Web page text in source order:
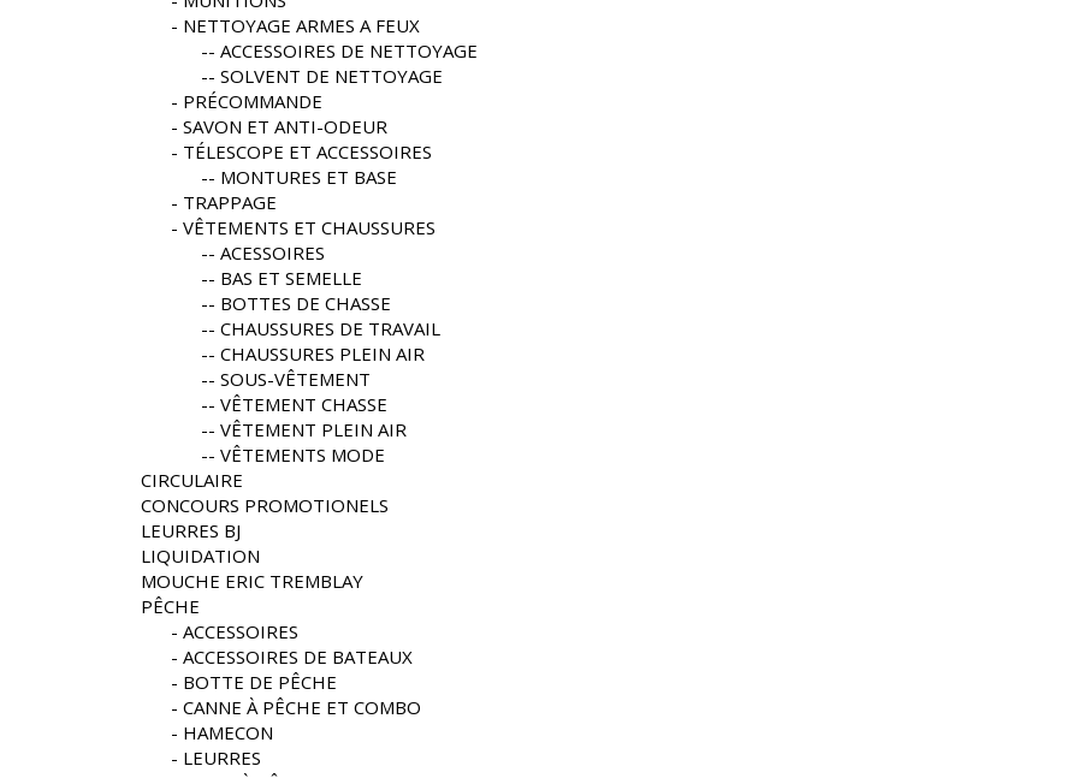
NETTOYAGE ARMES A FEUX
ACCESSOIRES DE NETTOYAGE
SOLVENT DE NETTOYAGE
PRÉCOMMANDE
SAVON ET ANTI-ODEUR
TÉLESCOPE ET ACCESSOIRES
MONTURES ET BASE
TRAPPAGE
VÊTEMENTS ET CHAUSSURES
ACESSOIRES
BAS ET SEMELLE
BOTTES DE CHASSE
CHAUSSURES DE TRAVAIL
CHAUSSURES PLEIN AIR
SOUS-VÊTEMENT
VÊTEMENT CHASSE
VÊTEMENT PLEIN AIR
VÊTEMENTS MODE
CIRCULAIRE
CONCOURS PROMOTIONELS
LEURRES BJ
LIQUIDATION
MOUCHE ERIC TREMBLAY
PÊCHE
ACCESSOIRES
ACCESSOIRES DE BATEAUX
BOTTE DE PÊCHE
CANNE À PÊCHE ET COMBO
HAMECON
LEURRES